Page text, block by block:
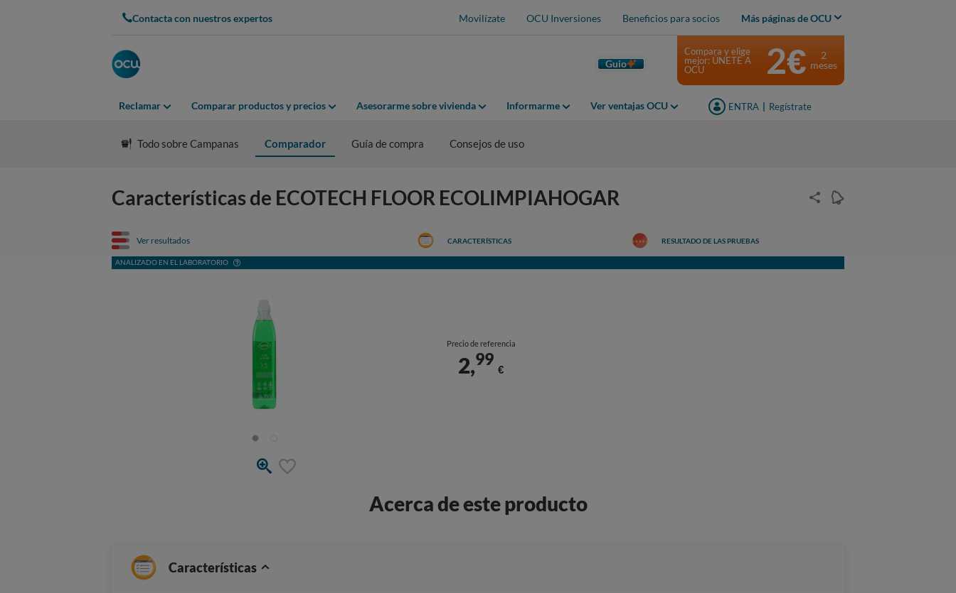
Contacta con nuestros expertos Movilízate OCU Inversiones Beneficios para socios Más páginas de OCU
Guio
Reclamar Comparar productos y precios Asesorarme sobre vivienda Informarme Ver ventajas OCU ENTRA Regístrate
Compara y elige
mejor: ÚNETE A
OCU
2€
2
meses
Todo sobre Campanas Comparador Guía de compra Consejos de uso
Características de ECOTECH FLOOR ECOLIMPIAHOGAR
Ver resultados
ANALIZADO EN EL LABORATORIO
CARACTERÍSTICAS RESULTADO DE LAS PRUEBAS
Precio de referencia
2,99
€
Acerca de este producto
Características